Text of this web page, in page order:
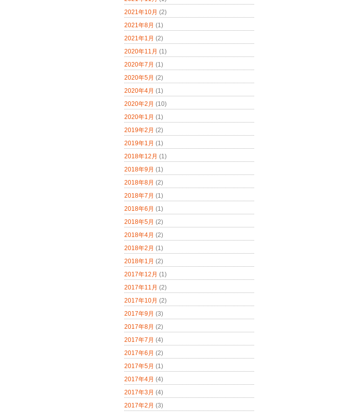
2021年10月 (2)
2021年8月 (1)
2021年1月 (2)
2020年11月 (1)
2020年7月 (1)
2020年5月 (2)
2020年4月 (1)
2020年2月 (10)
2020年1月 (1)
2019年2月 (2)
2019年1月 (1)
2018年12月 (1)
2018年9月 (1)
2018年8月 (2)
2018年7月 (1)
2018年6月 (1)
2018年5月 (2)
2018年4月 (2)
2018年2月 (1)
2018年1月 (2)
2017年12月 (1)
2017年11月 (2)
2017年10月 (2)
2017年9月 (3)
2017年8月 (2)
2017年7月 (4)
2017年6月 (2)
2017年5月 (1)
2017年4月 (4)
2017年3月 (4)
2017年2月 (3)